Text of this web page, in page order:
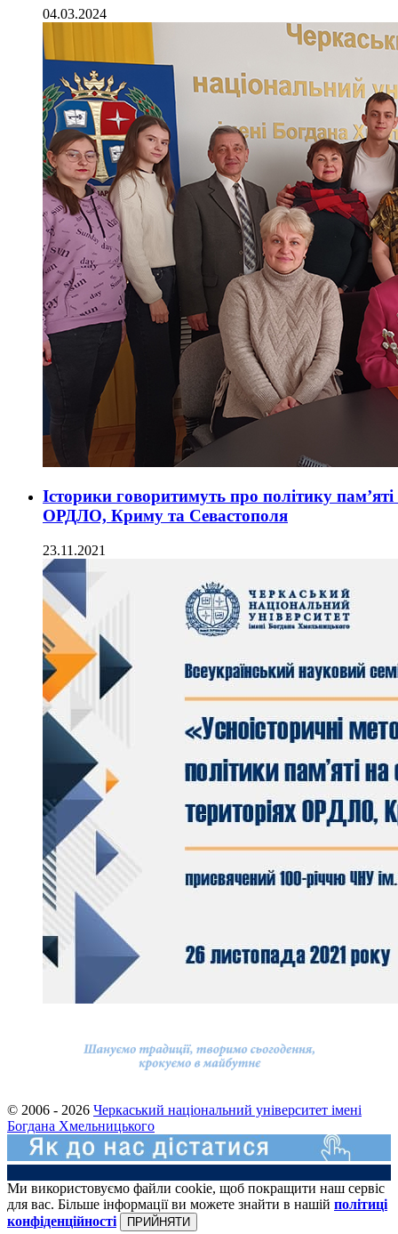
04.03.2024
Історики говоритимуть про політику
ОРДЛО, Криму та Севастополя
23.11.2021
© 2006 - 2026 Черкаський національний університет імені
Богдана Хмельницького
Ми використовуємо файли cookie, щоб покращити наш сервіс
для вас. Більше інформації ви можете знайти в нашій політиці
конфіденційності
ПРИЙНЯТИ